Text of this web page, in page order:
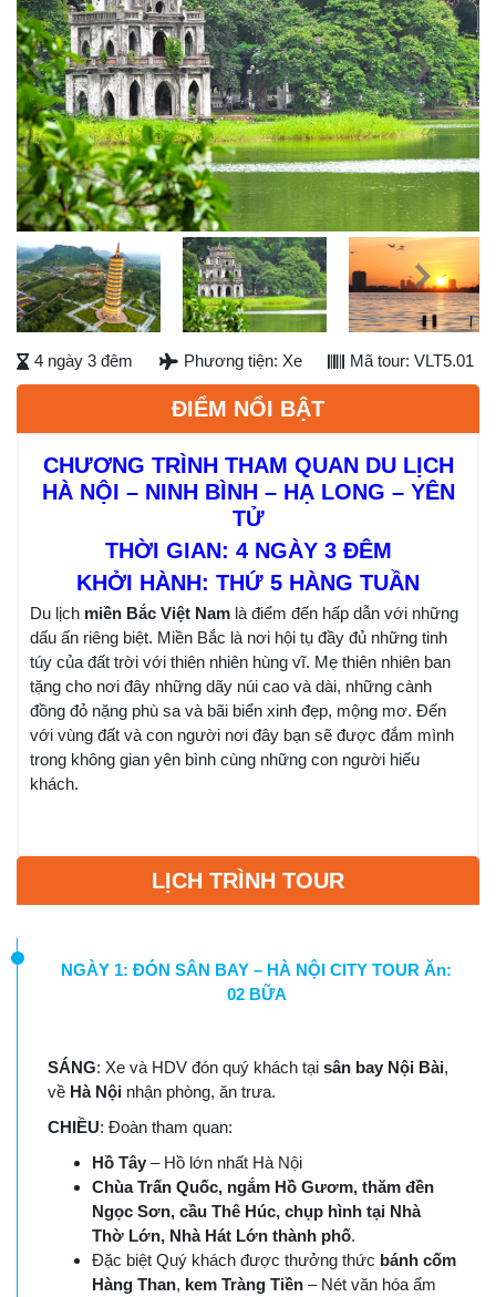
Previous Next
Next
4 ngày 3 đêm
Phương tiện: Xe Mã tour: VLT5.01
ĐIỂM NỔI BẬT
CHƯƠNG TRÌNH THAM QUAN DU LỊCH
HÀ NỘI – NINH BÌNH – HẠ LONG – YÊN
TỬ
THỜI GIAN: 4 NGÀY 3 ĐÊM
KHỞI HÀNH: THỨ 5 HÀNG TUẦN
Du lịch miền Bắc Việt Nam là điểm đến hấp dẫn với những
dấu ấn riêng biệt. Miền Bắc là nơi hội tụ đầy đủ những tinh
túy của đất trời với thiên nhiên hùng vĩ. Mẹ thiên nhiên ban
tặng cho nơi đây những dãy núi cao và dài, những cành
đồng đỏ nặng phù sa và bãi biển xinh đẹp, mộng mơ. Đến
với vùng đất và con người nơi đây bạn sẽ được đắm mình
trong không gian yên bình cùng những con người hiếu
khách.
LỊCH TRÌNH TOUR
NGÀY 1: ĐÓN SÂN BAY – HÀ NỘI CITY TOUR Ăn:
02 BỮA
SÁNG: Xe và HDV đón quý khách tại sân bay Nội Bài,
về Hà Nộinhận phòng, ăn trưa.
CHIỀU: Đoàn tham quan:
Hồ Tây– Hồ lớn nhất Hà Nội
Chùa Trấn Quốc, ngắm Hồ Gươm, thăm đền
Ngọc Sơn, cầu Thê Húc, chụp hình tại Nhà
Thờ Lớn, Nhà Hát Lớn thành phố.
Đặc biệt Quý khách được thưởng thức bánh cốm
Hàng Than, kem Tràng Tiền– Nét văn hóa ẩm